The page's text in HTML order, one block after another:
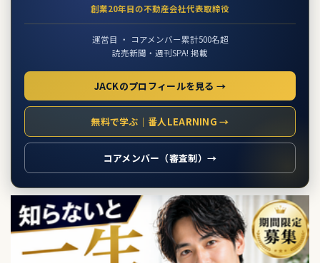
創業20年目の不動産会社代表取締役
運営目 ・ コアメンバー累計500名超
読売新聞・週刊SPA! 掲載
JACKのプロフィールを見る →
無料で学ぶ｜番人LEARNING →
コアメンバー（審査制）→